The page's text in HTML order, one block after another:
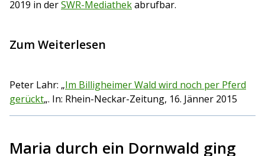
2019 in derSWR-Mediathekabrufbar.
Zum Weiterlesen
Peter Lahr: „Im Billigheimer Wald wird noch per Pferd
gerückt„. In: Rhein-Neckar-Zeitung, 16. Jänner 2015
Maria durch ein Dornwald ging